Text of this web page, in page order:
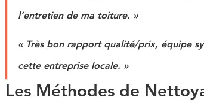
l’entretien de ma toiture. »
« Très bon rapport qualité/prix, équipe
cette entreprise locale. »
Les Méthodes de